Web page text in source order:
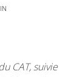
CAT, suivie